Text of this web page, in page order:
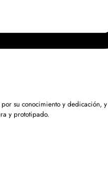
su conocimiento y dedicación,
y prototipado.